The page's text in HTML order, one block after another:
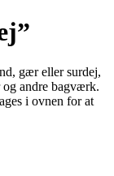
gær eller surdej,
og andre bagværk.
i ovnen for at